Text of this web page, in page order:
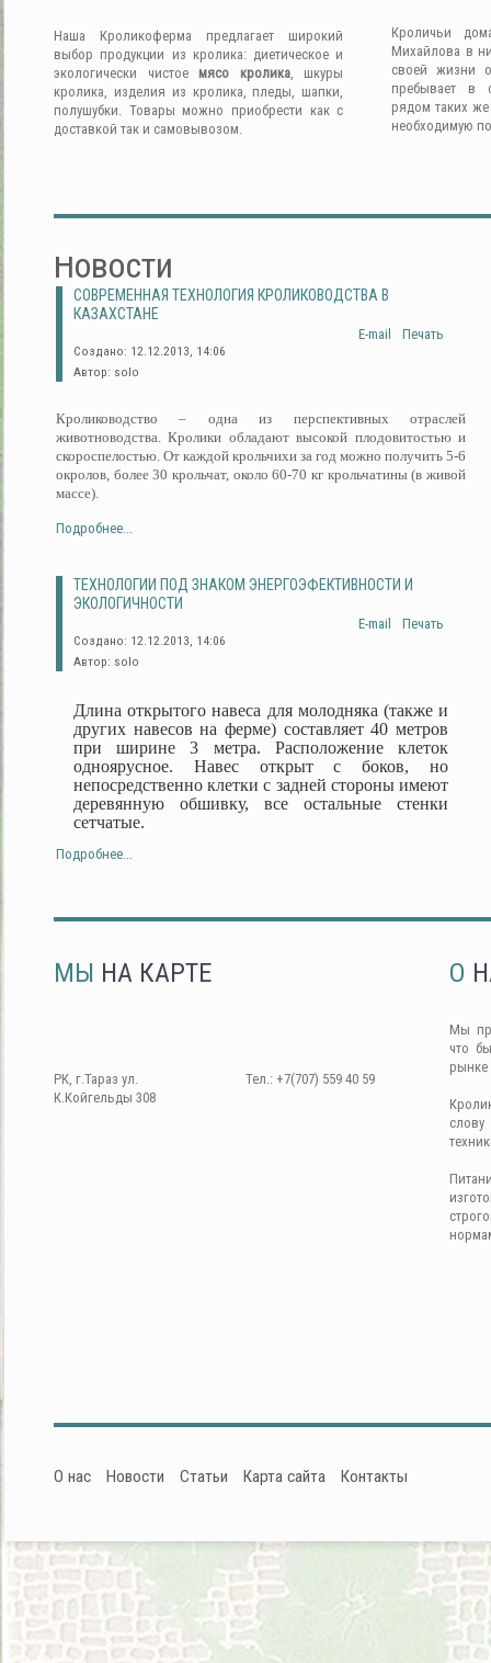
Наша Кроликоферма предлагает широкий
выбор продукции из кролика: диетическое и
экологически чистое мясо кролика, шкуры
кролика, изделия из кролика, пледы, шапки,
полушубки. Товары можно приобрести как с
доставкой так и самовывозом.
Кроличьи
Михайлова в
своей жизни
пребывает в
рядом таких
необходимую
Новости
СОВРЕМЕННАЯ ТЕХНОЛОГИЯ КРОЛИКОВОДСТВА В
КАЗАХСТАНЕ
Печать
E-mail
Создано: 12.12.2013, 14:06
Автор: solo
Кролиководство – одна из перспективных отраслей
животноводства. Кролики обладают высокой плодовитостью и
скороспелостью. От каждой крольчихи за год можно получить 5-6
окролов, более 30 крольчат, около 60-70 кг крольчатины (в живой
массе).
Подробнее...
ТЕХНОЛОГИИ ПОД ЗНАКОМ ЭНЕРГОЭФЕКТИВНОСТИ И
ЭКОЛОГИЧНОСТИ
Печать
E-mail
Создано: 12.12.2013, 14:06
Автор: solo
Длина открытого навеса для молодняка (также и
других навесов на ферме) составляет 40 метров
при ширине 3 метра. Расположение клеток
одноярусное. Навес открыт с боков, но
непосредственно клетки с задней стороны имеют
деревянную обшивку, все остальные стенки
сетчатые.
Подробнее...
МЫ НА КАРТЕ
РК, г.Тараз ул.
К.Койгельды 308
Тел.: +7(707) 559 40 59
О
Мы
что
рынке
О нас Новости Статьи Карта сайта Контакты